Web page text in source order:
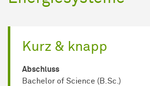
Kurz & knapp
Abschluss
Bachelor of Science (B.Sc.)